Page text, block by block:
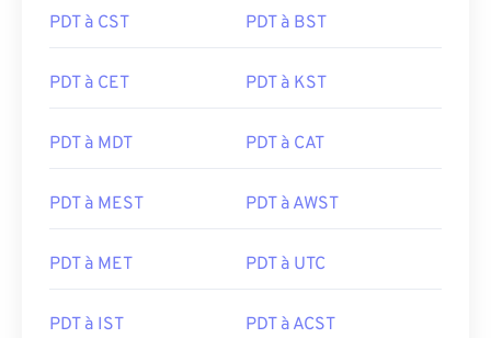
PDT à CST PDT à BST
PDT à CET PDT à KST
PDT à MDT PDT à CAT
PDT à MEST PDT à AWST
PDT à MET PDT à UTC
PDT à IST PDT à ACST